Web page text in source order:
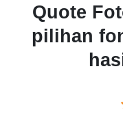
karena
dan